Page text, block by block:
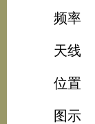
频率
天线
位置
图示